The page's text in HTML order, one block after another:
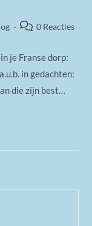
Bericht0 Reacties
je Franse dorp:
in gedachten:
die zijn best…